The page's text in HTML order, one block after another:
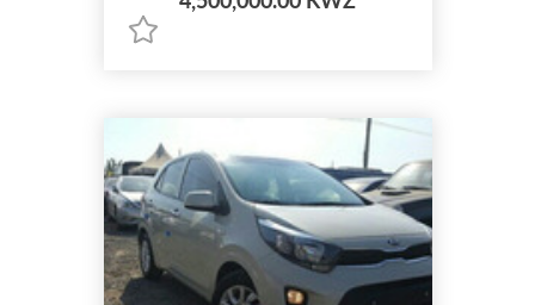
pagamento por prestação e